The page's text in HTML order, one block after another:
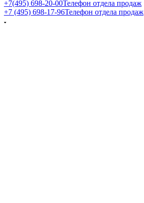
+7(495) 698-20-00Телефон отдела продаж
+7 (495) 698-17-96Телефон отдела продаж